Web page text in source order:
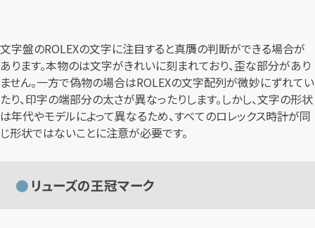
文字盤のROLEXの文字に注目すると真贋の判断ができる場合が
あります。本物のは文字がきれいに刻まれており、歪な部分があり
ません。一方で偽物の場合はROLEXの文字配列が微妙にずれてい
たり、印字の端部分の太さが異なったりします。しかし、文字の形状
は年代やモデルによって異なるため、すべてのロレックス時計が同
じ形状ではないことに注意が必要です。
リューズの王冠マーク